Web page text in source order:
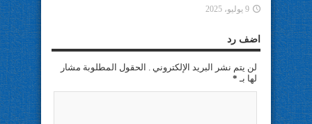
9 يوليو، 2025
اضف رد
لن يتم نشر البريد الإلكتروني . الحقول المطلوبة مشار
لها بـ *